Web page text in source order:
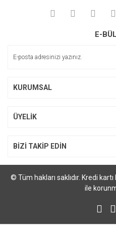
E-
KURUMSAL
ÜYELİK
BİZİ TAKİP EDİN
© Tüm hakları saklıdır. Kredi
ile